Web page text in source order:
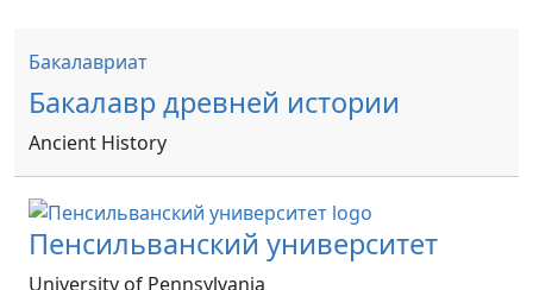
Бакалавриат
Бакалавр древней истории
Ancient History
Пенсильванский университет
University of Pennsylvania